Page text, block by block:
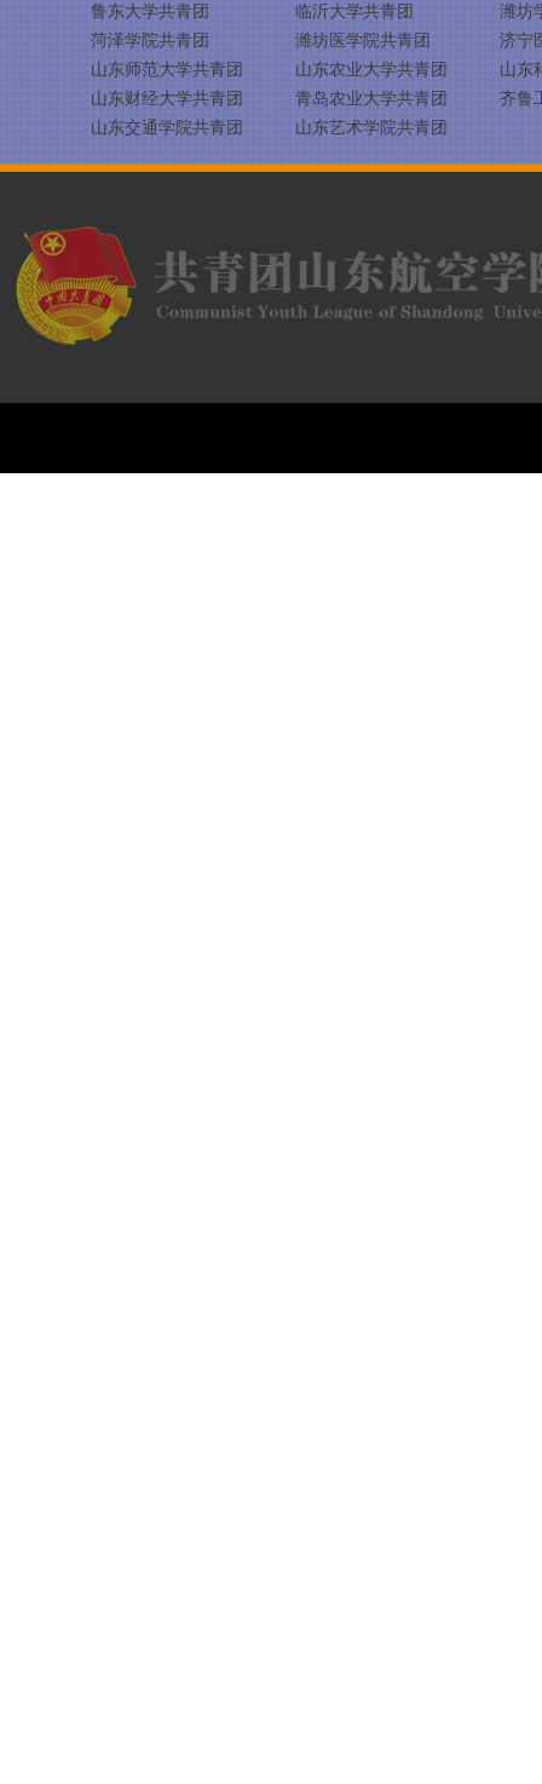
鲁东大学共青团
临沂大学共青团
潍坊
菏泽学院共青团
潍坊医学院共青团
济宁
山东师范大学共青团
山东农业大学共青团
山东
山东财经大学共青团
青岛农业大学共青团
齐鲁
山东交通学院共青团
山东艺术学院共青团